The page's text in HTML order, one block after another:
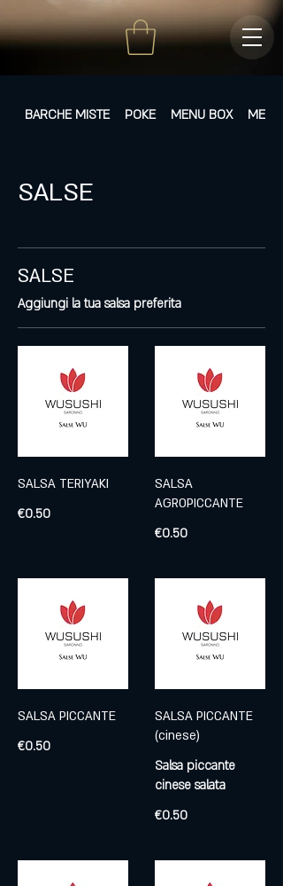
BARCHE MISTE POKE MENU BOX MENÙ
SALSE
SALSE
Aggiungi la tua salsa preferita
SALSA TERIYAKI
€0.50
SALSA
AGROPICCANTE
€0.50
SALSA PICCANTE
€0.50
SALSA PICCANTE
(cinese)
Salsa piccante
cinese salata
€0.50